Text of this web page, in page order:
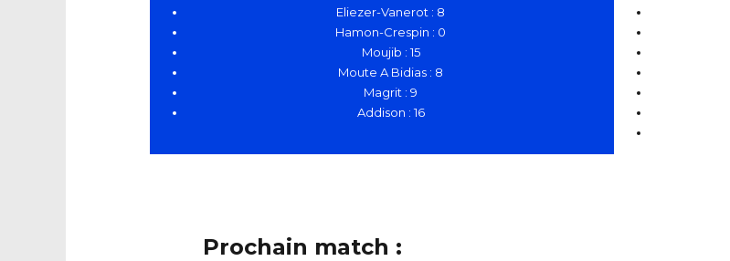
Eliezer-Vanerot : 8
Hamon-Crespin : 0
Moujib : 15
Moute A Bidias : 8
Magrit : 9
Addison : 16
Prochain match :